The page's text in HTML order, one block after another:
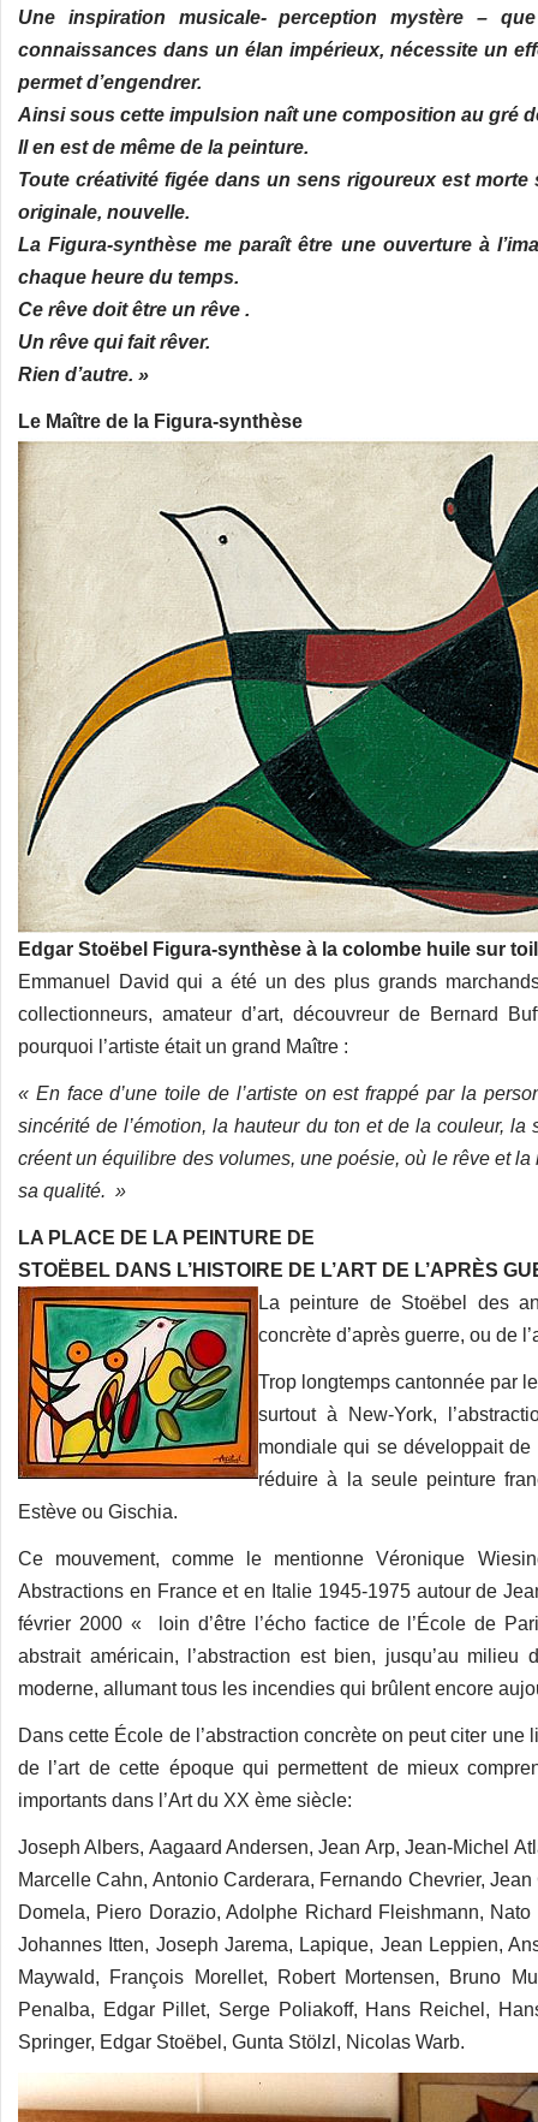
Une inspiration musicale- perception mystère –
connaissances dans un élan impérieux, nécessite un
permet d’engendrer.
Ainsi sous cette impulsion naît une composition au gré
Il en est de même de la peinture.
Toute créativité figée dans un sens rigoureux est
originale, nouvelle.
La Figura-synthèse me paraît être une ouverture à
chaque heure du temps.
Ce rêve doit être un rêve .
Un rêve qui fait rêver.
Rien d’autre. »
Le Maître de la Figura-synthèse
Edgar Stoëbel Figura-synthèse à la colombe huile sur
Emmanuel David qui a été un des plus grands
collectionneurs, amateur d’art, découvreur de Bernard
pourquoi l’artiste était un grand Maître :
« En face d’une toile de l’artiste on est frappé par la
sincérité de l’émotion, la hauteur du ton et de la couleur,
créent un équilibre des volumes, une poésie, où le rêve et
sa qualité. »
LA PLACE DE LA PEINTURE DE
STOËBEL DANS L’HISTOIRE DE L’ART DE L’APRÈS
La peinture de Stoëbel des
concrète d’après guerre, ou de
Trop longtemps cantonnée par
surtout à New-York,
mondiale qui se développait de
réduire à la seule peinture
Estève ou Gischia.
Ce mouvement, comme le mentionne Véronique
Abstractions en France et en Italie 1945-1975 autour de
février 2000 « loin d’être l’écho factice de l’École de
abstrait américain, l’abstraction est bien, jusqu’au
moderne, allumant tous les incendies qui brûlent encore
Dans cette École de l’abstraction concrète on peut citer
de l’art de cette époque qui permettent de mieux
importants dans l’Art du XX ème siècle:
Joseph Albers, Aagaard Andersen, Jean Arp, Jean-Michel
Marcelle Cahn, Antonio Carderara, Fernando Chevrier,
Domela, Piero Dorazio, Adolphe Richard Fleishmann,
Johannes Itten, Joseph Jarema, Lapique, Jean Leppien,
Maywald, François Morellet, Robert Mortensen, Bruno
Penalba, Edgar Pillet, Serge Poliakoff, Hans Reichel,
Springer, Edgar Stoëbel, Gunta Stölzl, Nicolas Warb.